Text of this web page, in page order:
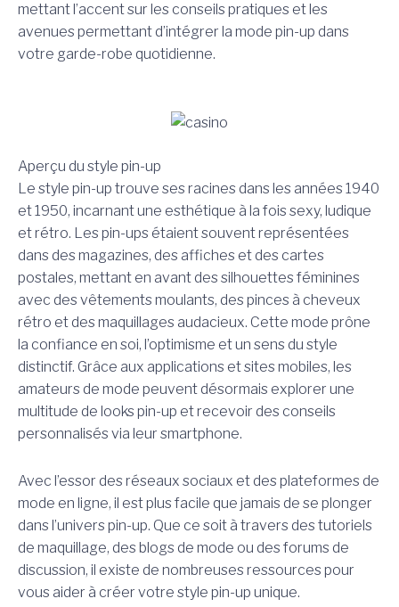
mettant l’accent sur les conseils pratiques et les
avenues permettant d’intégrer la mode pin-up dans
votre garde-robe quotidienne.
Aperçu du style pin-up
Le style pin-up trouve ses racines dans les années 1940
et 1950, incarnant une esthétique à la fois sexy, ludique
et rétro. Les pin-ups étaient souvent représentées
dans des magazines, des affiches et des cartes
postales, mettant en avant des silhouettes féminines
avec des vêtements moulants, des pinces à cheveux
rétro et des maquillages audacieux. Cette mode prône
la confiance en soi, l’optimisme et un sens du style
distinctif. Grâce aux applications et sites mobiles, les
amateurs de mode peuvent désormais explorer une
multitude de looks pin-up et recevoir des conseils
personnalisés via leur smartphone.
Avec l’essor des réseaux sociaux et des plateformes de
mode en ligne, il est plus facile que jamais de se plonger
dans l’univers pin-up. Que ce soit à travers des tutoriels
de maquillage, des blogs de mode ou des forums de
discussion, il existe de nombreuses ressources pour
vous aider à créer votre style pin-up unique.